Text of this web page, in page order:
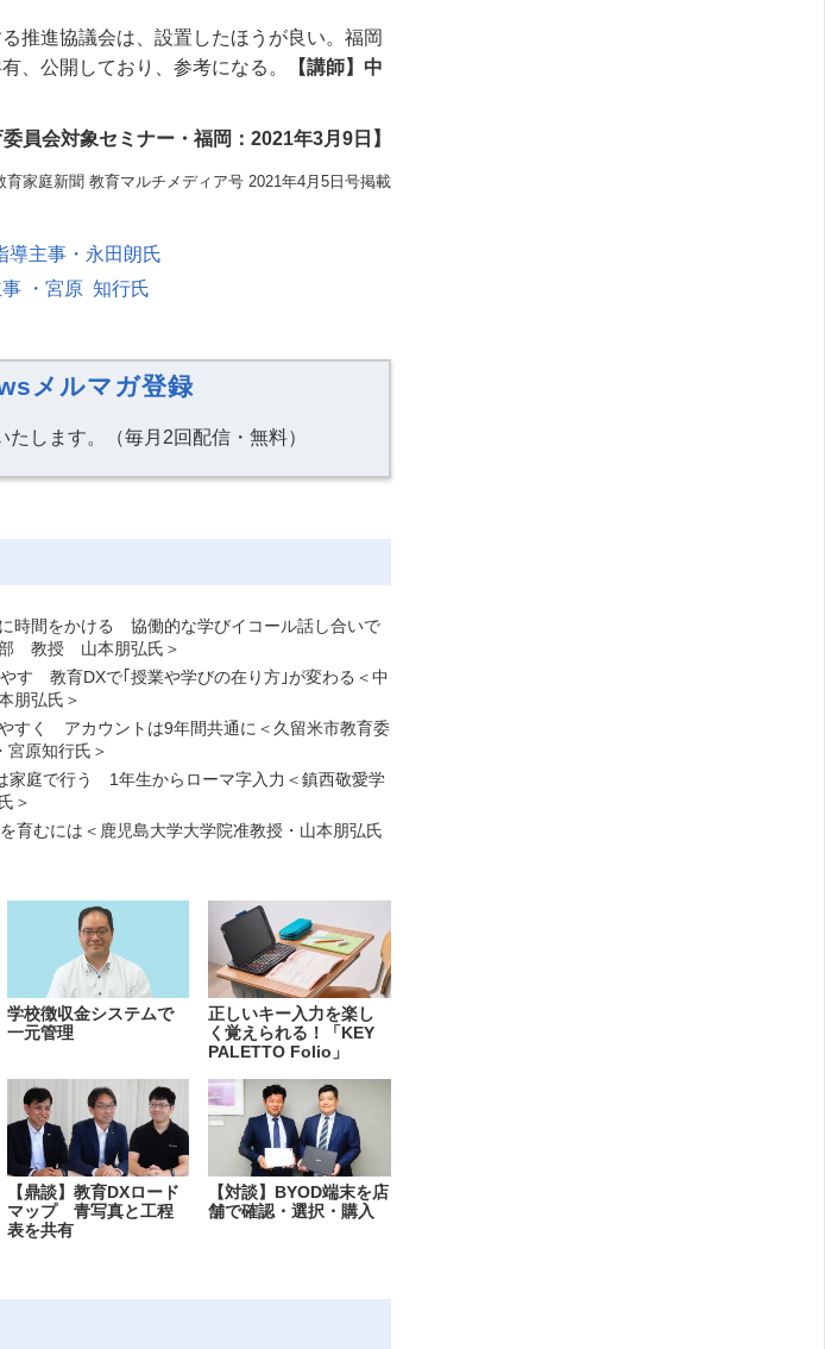
推進協議会は、設置したほうが良い。福岡
、公開しており、参考になる。
【講師】中
委員会対象セミナー・福岡：2021年3月9日】
育家庭新聞 教育マルチメディア号 2021年4月5日号掲載
導主事・永田朗氏
・宮原 知行氏
メルマガ登録
します。（毎月2回配信・無料）
時間をかける 協働的な学びイコール話し合いで
部 教授 山本朋弘氏＞
す 教育DXで｢授業や学びの在り方｣が変わる＜中
朋弘氏＞
すく アカウントは9年間共通に＜久留米市教育委
宮原知行氏＞
庭で行う 1年生からローマ字入力＜鎮西敬愛学
＞
育むには＜鹿児島大学大学院准教授・山本朋弘氏
学校徴収金システムで
一元管理
正しいキー入力を楽し
く覚えられる！「KEY
PALETTO Folio」
【鼎談】教育DXロード
マップ 青写真と工程
表を共有
【対談】BYOD端末を店
舗で確認・選択・購入